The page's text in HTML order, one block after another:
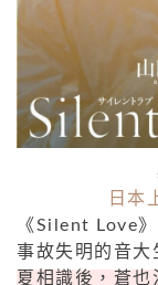
日本
《Silent Love
事故失明的音大
夏相識後，蒼也